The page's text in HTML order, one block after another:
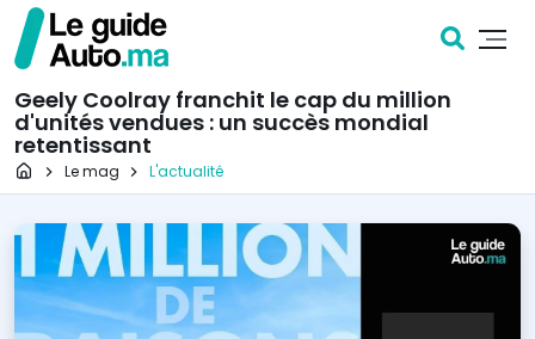
Geely Coolray franchit le cap du million
d'unités vendues : un succès mondial
retentissant
Page d'accueil
Le mag L'actualité